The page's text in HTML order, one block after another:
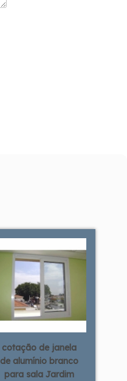
cotação de janela
de alumínio branco
para sala Jardim